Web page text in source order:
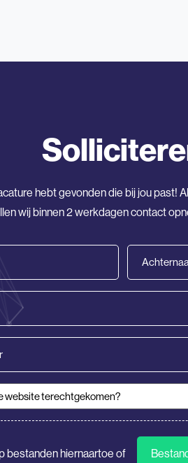
hebt gevonden die bij jou past!
wij binnen 2 werkdagen contact
website terechtgekomen?
bestanden hiernaartoe of